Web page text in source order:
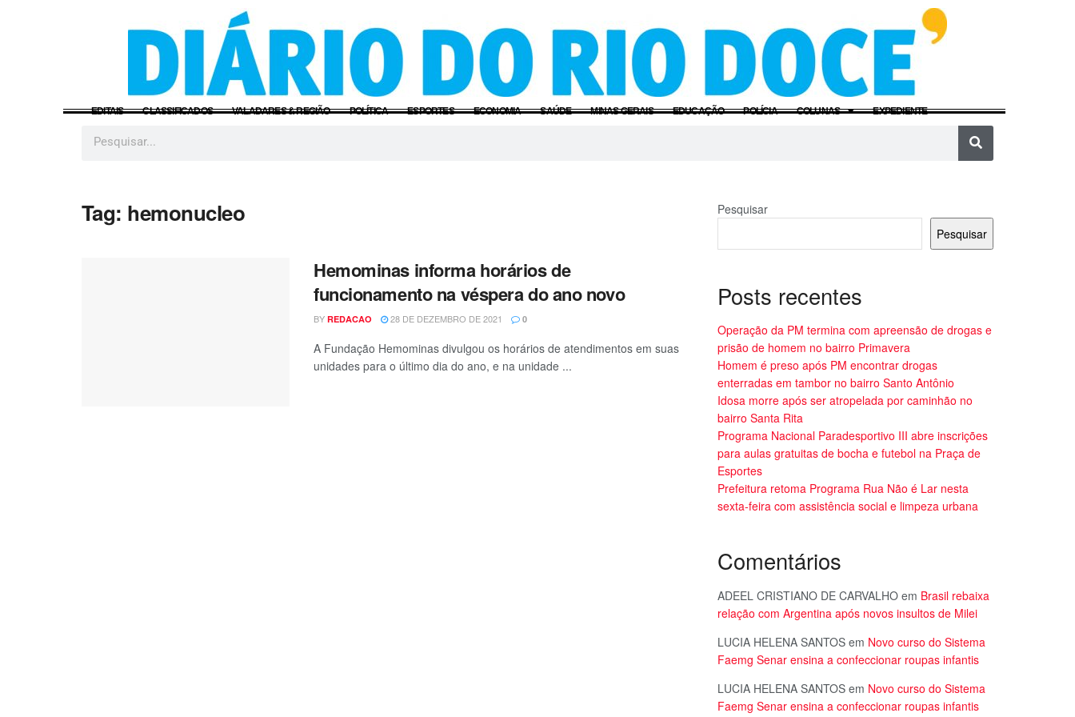
EDITAIS CLASSIFICADOS VALADARES & REGIÃO POLÍTICA ESPORTES ECONOMIA SAÚDE MINAS GERAIS EDUCAÇÃO POLÍCIA COLUNAS EXPEDIENTE
Tag: hemonucleo
Hemominas informa horários de
funcionamento na véspera do ano novo
BY REDACAO 28 DE DEZEMBRO DE 2021 0
A Fundação Hemominas divulgou os horários de atendimentos em suas
unidades para o último dia do ano, e na unidade ...
Pesquisar
Pesquisar
Posts recentes
Operação da PM termina com apreensão de drogas e
prisão de homem no bairro Primavera
Homem é preso após PM encontrar drogas
enterradas em tambor no bairro Santo Antônio
Idosa morre após ser atropelada por caminhão no
bairro Santa Rita
Programa Nacional Paradesportivo III abre inscrições
para aulas gratuitas de bocha e futebol na Praça de
Esportes
Prefeitura retoma Programa Rua Não é Lar nesta
sexta-feira com assistência social e limpeza urbana
Comentários
ADEEL CRISTIANO DE CARVALHO em Brasil rebaixa
relação com Argentina após novos insultos de Milei
LUCIA HELENA SANTOS em Novo curso do Sistema
Faemg Senar ensina a confeccionar roupas infantis
LUCIA HELENA SANTOS em Novo curso do Sistema
Faemg Senar ensina a confeccionar roupas infantis